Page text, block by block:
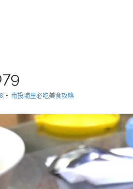
• 南投埔里必吃美食攻略